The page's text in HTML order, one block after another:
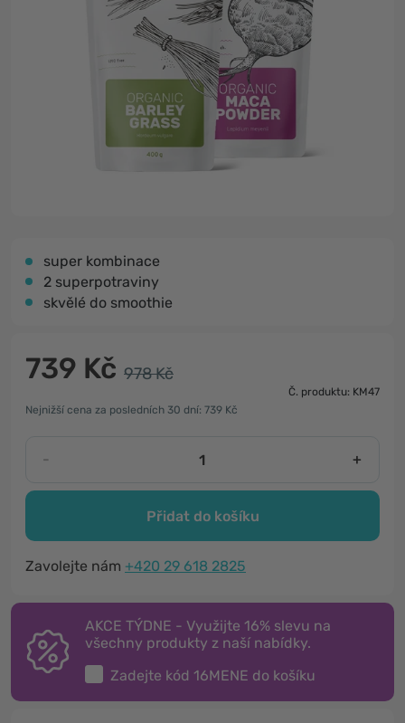
super kombinace
2 superpotraviny
skvělé do smoothie
739 Kč 978 Kč
Č. produktu: KM47
Nejnižší cena za posledních 30 dní: 739 Kč
- +
Přidat do košíku
Zavolejte nám +420 29 618 2825
AKCE TÝDNE - Využijte 16% slevu na
všechny produkty z naší nabídky.
Zadejte kód 16MENE do košíku